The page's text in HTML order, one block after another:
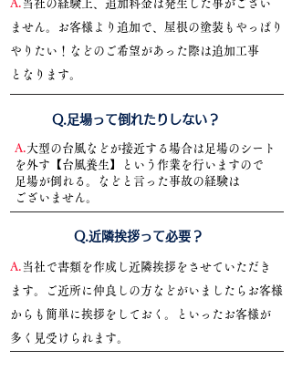
A. 当社の経験上、追加料金は発生した事がござい
ません。お客様より追加で、屋根の塗装もやっぱり
やりたい！などのご希望があった際は追加工事
となります。
​Q.足場って倒れたりしない？
A.大型の台風などが接近する場合は足場のシート
を外す【台風養生】という作業を行いますので
足場が倒れる。などと言った事故の経験は
ございません。
​Q.近隣挨拶って必要？
A. 当社で書類を作成し近隣挨拶をさせていただき
ます。ご近所に仲良しの方などがいましたらお客様
からも簡単に挨拶をしておく。といったお客様が
多く見受けられます。